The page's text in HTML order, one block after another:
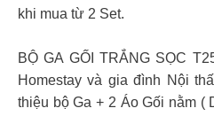
khi mua từ 2 Set.
BỘ GA GỐI TRẮNG SỌC
Homestay và gia đình Nội
thiệu bộ Ga + 2 Áo Gối nằm (